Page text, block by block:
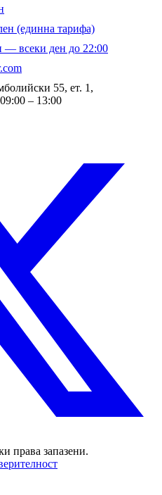
(единна тарифа)
— всеки ден до 22:00
55, ет. 1 ,
– 13:00
права запазени.